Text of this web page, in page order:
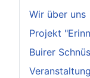
Wir über uns
Projekt
Buirer